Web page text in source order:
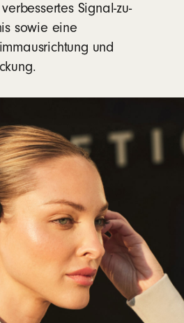
Signal-zu-
sowie eine
und